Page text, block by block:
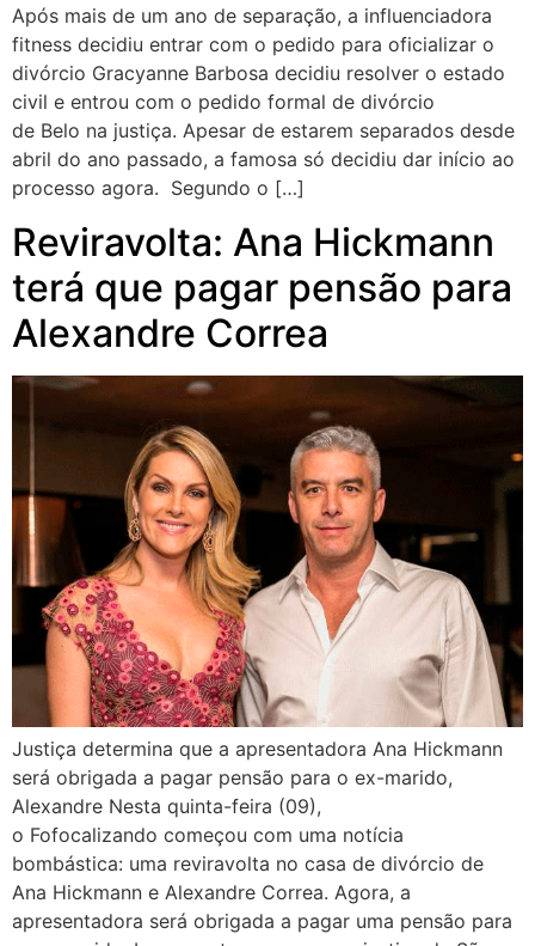
Após mais de um ano de separação, a influenciadora
fitness decidiu entrar com o pedido para oficializar o
divórcio Gracyanne Barbosa decidiu resolver o estado
civil e entrou com o pedido formal de divórcio
de Belo na justiça. Apesar de estarem separados desde
abril do ano passado, a famosa só decidiu dar início ao
processo agora. Segundo o […]
Reviravolta: Ana Hickmann
terá que pagar pensão para
Alexandre Correa
Justiça determina que a apresentadora Ana Hickmann
será obrigada a pagar pensão para o ex-marido,
Alexandre Nesta quinta-feira (09),
o Fofocalizando começou com uma notícia
bombástica: uma reviravolta no casa de divórcio de
Ana Hickmann e Alexandre Correa. Agora, a
apresentadora será obrigada a pagar uma pensão para